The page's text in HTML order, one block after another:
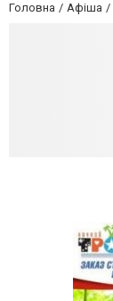
Головна Афіша